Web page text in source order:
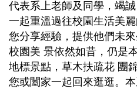
代表系上老師及同學，竭
一起重溫過往校園生活美
您分享經驗，提供他們未
校園美 景依然如昔，仍是
地標景點，草木扶疏花 團
您或闔家一起回來逛逛。